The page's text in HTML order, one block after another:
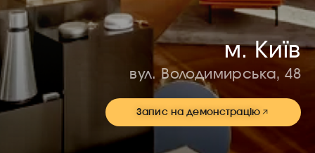
м. Київ
вул. Володимирська, 48
Запис на демонстрацію